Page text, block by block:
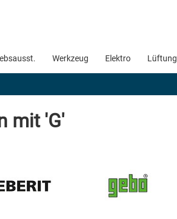
Werkzeug Elektro Lüftung
mit 'G'